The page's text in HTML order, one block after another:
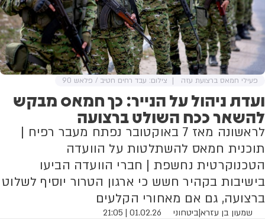
ועדת ניהול על הנייר: כך חמאס מבקש
להשאר ככח השולט ברצועה
לראשונה מאז 7 באוקטובר נפתח מעבר רפיח |
תוכנית חמאס להשתלטות על הוועדה
הטכנוקרטית נחשפת | חברי הוועדה הביעו
בישיבות בקהיר חשש כי ארגון הטרור יוסיף לשלוט
ברצועה, גם אם מאחורי הקלעים
שמעון בן עזרא|ביטחוני 01.02.26 | 21:05
פעילי חמאס ברצועת עזה צילום: עבד רחים חטיב / פלאש 90